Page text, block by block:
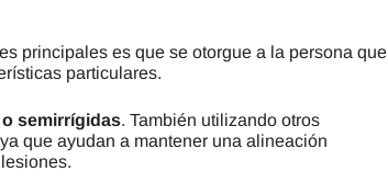
principales es que se otorgue a la persona que
particulares.
semirrígidas. También utilizando otros
que ayudan a mantener una alineación